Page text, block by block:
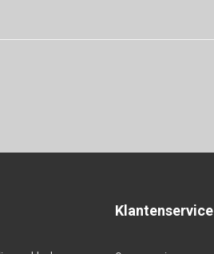
Klantenservice